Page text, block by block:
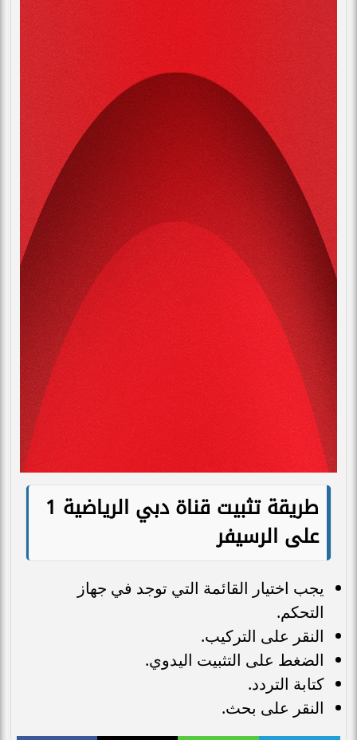
طريقة تثبيت قناة دبي الرياضية 1
على الرسيفر
يجب اختيار القائمة التي توجد في جهاز
التحكم.
النقر على التركيب.
الضغط على التثبيت اليدوي.
كتابة التردد.
النقر على بحث.